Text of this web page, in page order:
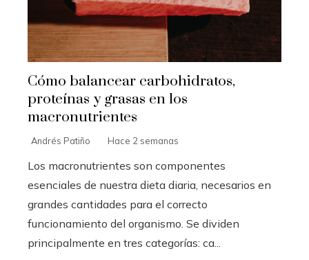
Cómo balancear carbohidratos,
proteínas y grasas en los
macronutrientes
Andrés Patiño Hace 2 semanas
Los macronutrientes son componentes
esenciales de nuestra dieta diaria, necesarios en
grandes cantidades para el correcto
funcionamiento del organismo. Se dividen
principalmente en tres categorías: ca...